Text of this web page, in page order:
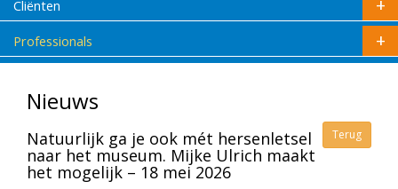
Cliënten
Professionals
Nieuws
Terug
Natuurlijk ga je ook mét hersenletsel
naar het museum. Mijke Ulrich maakt
het mogelijk – 18 mei 2026